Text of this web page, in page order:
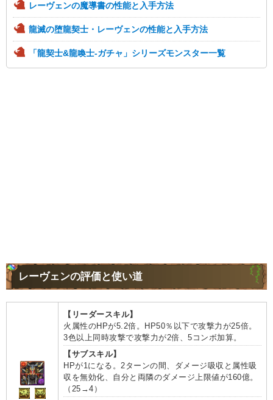
レーヴェンの魔導書の性能と入手方法
龍滅の堕龍契士・レーヴェンの性能と入手方法
「龍契士&龍喚士-ガチャ」シリーズモンスター一覧
レーヴェンの評価と使い道
【リーダースキル】
火属性のHPが5.2倍。HP50％以下で攻撃力が25倍。
3色以上同時攻撃で攻撃力が2倍、5コンボ加算。
【サブスキル】
HPが1になる。2ターンの間、ダメージ吸収と属性吸
収を無効化、自分と両隣のダメージ上限値が160億。
（25→4）